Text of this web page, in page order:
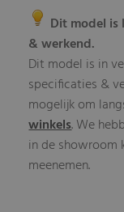
Dit model is
& werkend.
Dit model is in
specificaties &
mogelijk om
winkels. We
in de showroom
meenemen.